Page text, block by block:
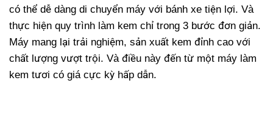
có thể dễ dàng di chuyển máy với bánh xe tiện lợi. Và
thực hiện quy trình làm kem chỉ trong 3 bước đơn giản.
Máy mang lại trải nghiệm, sản xuất kem đỉnh cao với
chất lượng vượt trội. Và điều này đến từ một máy làm
kem tươi có giá cực kỳ hấp dẫn.